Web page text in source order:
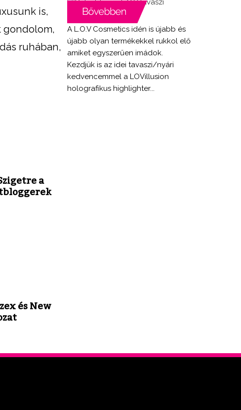
is,
gondolom,
ruhában,
a
és New
A L.O.V Cosmetics idén is újabb és
újabb olyan termékekkel rukkol elő
amiket egyszerűen imádok.
Kezdjük is az idei tavaszi/nyári
kedvencemmel a LOVillusion
holografikus highlighter...